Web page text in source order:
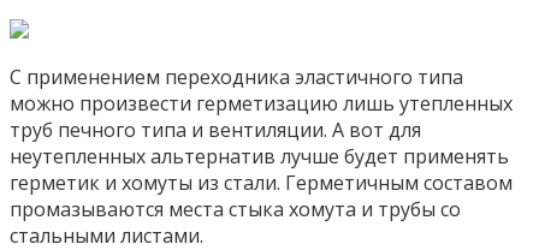
С применением переходника эластичного типа
можно произвести герметизацию лишь утепленных
труб печного типа и вентиляции. А вот для
неутепленных альтернатив лучше будет применять
герметик и хомуты из стали. Герметичным составом
промазываются места стыка хомута и трубы со
стальными листами.